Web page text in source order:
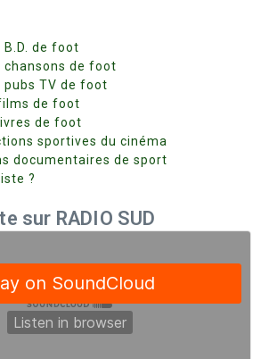
B.D. de foot
chansons de foot
pubs TV de foot
de foot
de foot
sportives du cinéma
documentaires de sport
?
sur RADIO SUD